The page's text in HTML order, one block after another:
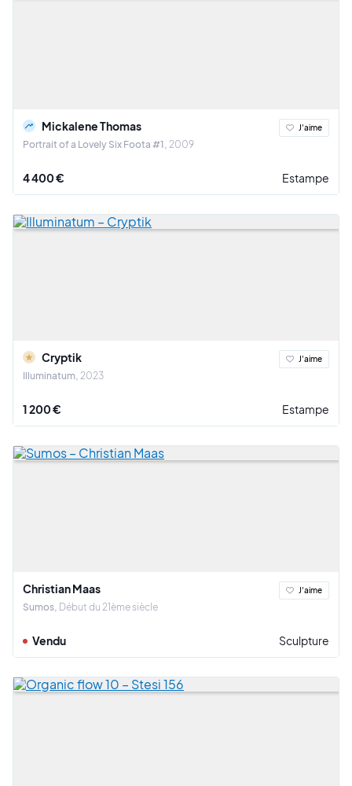
Mickalene Thomas
Portrait of a Lovely Six Foota #1 2009
J'aime
4 400 € Estampe
Cryptik
Illuminatum 2023
J'aime
1 200 € Estampe
Christian Maas
Sumos Début du 21ème siècle
J'aime
Vendu Sculpture